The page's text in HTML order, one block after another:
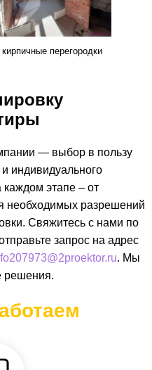
кирпичные перегородки
— выбор в пользу
индивидуального
этапе – от
необходимых разрешений
Свяжитесь с нами по
запрос на адрес
. Мы
решения.